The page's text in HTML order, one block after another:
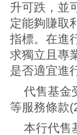
升可跌，並
定能夠賺取
指標。在進
求獨立且專
是否適宜進
代售基金
等服務條款
本行代售